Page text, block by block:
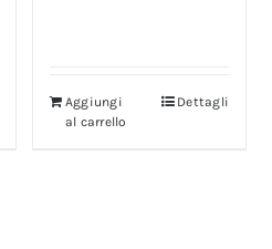
Aggiungi
al carrello
Dettagli